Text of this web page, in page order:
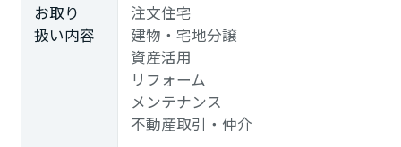
お取り
扱い内容
注文住宅
建物・宅地分譲
資産活用
リフォーム
メンテナンス
不動産取引・仲介